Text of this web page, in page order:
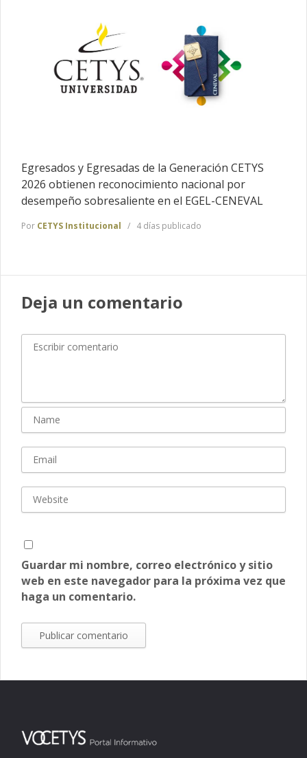
Egresados y Egresadas de la Generación CETYS
2026 obtienen reconocimiento nacional por
desempeño sobresaliente en el EGEL-CENEVAL
Por CETYS Institucional 4 días publicado
Deja un comentario
Guardar mi nombre, correo electrónico y sitio
web en este navegador para la próxima vez que
haga un comentario.